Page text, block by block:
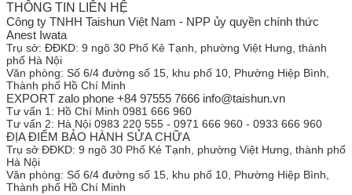
THÔNG TIN LIÊN HỆ
Công ty TNHH Taishun Việt Nam - NPP ủy quyền chính thức
Anest Iwata
Trụ sở: ĐĐKD: 9 ngõ 30 Phố Kẻ Tạnh, phường Việt Hưng, thành
phố Hà Nội
Văn phòng: Số 6/4 đường số 15, khu phố 10, Phường Hiệp Bình,
Thành phố Hồ Chí Minh
EXPORT zalo phone +84 97555 7666 info@taishun.vn
Tư vấn 1: Hồ Chí Minh 0981 666 960
Tư vấn 2: Hà Nội 0983 220 555 - 0971 666 960 - 0933 666 960
ĐỊA ĐIỂM BẢO HÀNH SỬA CHỮA
Trụ sở ĐĐKD: 9 ngõ 30 Phố Kẻ Tạnh, phường Việt Hưng, thành phố
Hà Nội
Văn phòng: Số 6/4 đường số 15, khu phố 10, Phường Hiệp Bình,
Thành phố Hồ Chí Minh